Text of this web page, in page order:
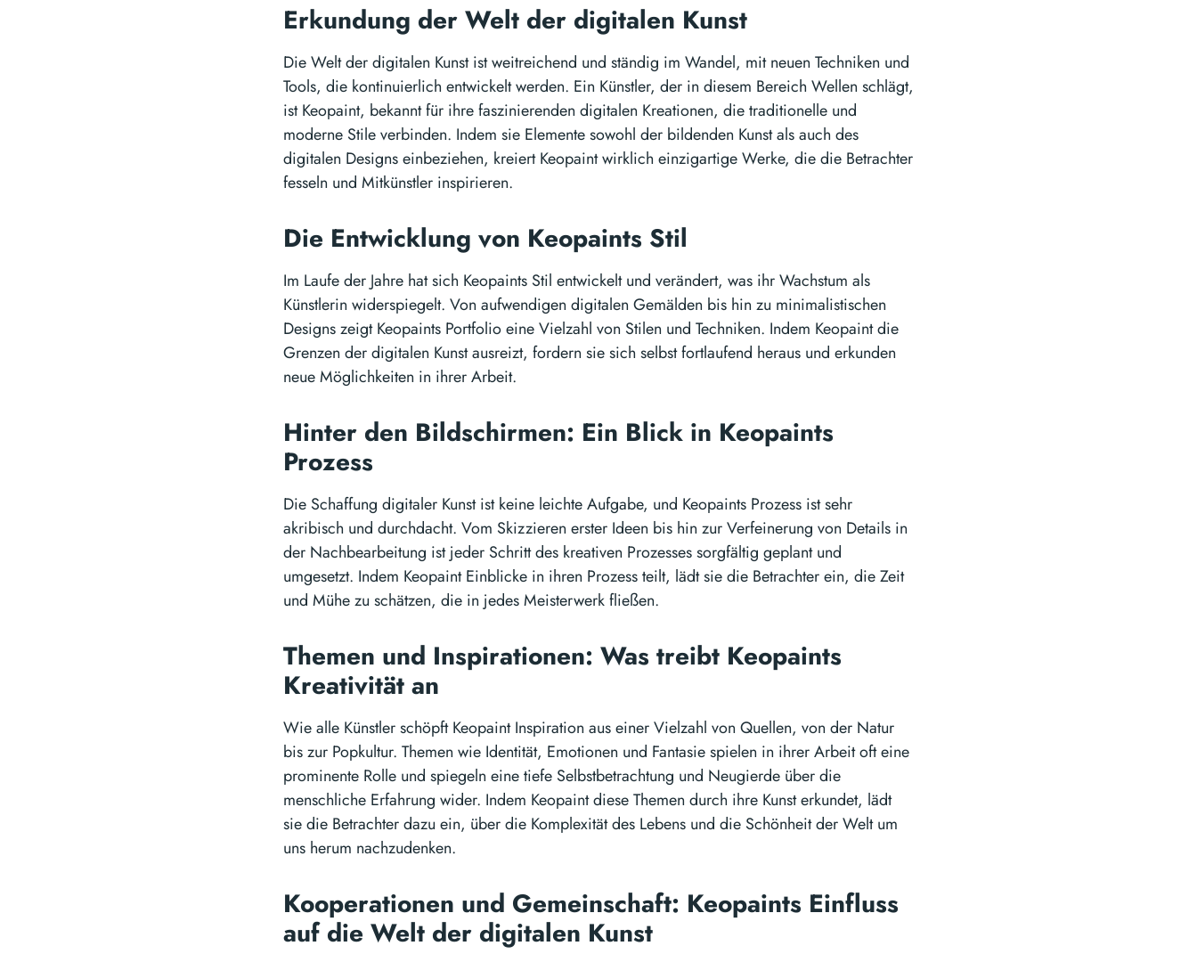
Erkundung der Welt der digitalen Kunst
Die Welt der digitalen Kunst ist weitreichend und ständig im Wandel, mit neuen Techniken und
Tools, die kontinuierlich entwickelt werden. Ein Künstler, der in diesem Bereich Wellen schlägt,
ist Keopaint, bekannt für ihre faszinierenden digitalen Kreationen, die traditionelle und
moderne Stile verbinden. Indem sie Elemente sowohl der bildenden Kunst als auch des
digitalen Designs einbeziehen, kreiert Keopaint wirklich einzigartige Werke, die die Betrachter
fesseln und Mitkünstler inspirieren.
Die Entwicklung von Keopaints Stil
Im Laufe der Jahre hat sich Keopaints Stil entwickelt und verändert, was ihr Wachstum als
Künstlerin widerspiegelt. Von aufwendigen digitalen Gemälden bis hin zu minimalistischen
Designs zeigt Keopaints Portfolio eine Vielzahl von Stilen und Techniken. Indem Keopaint die
Grenzen der digitalen Kunst ausreizt, fordern sie sich selbst fortlaufend heraus und erkunden
neue Möglichkeiten in ihrer Arbeit.
Hinter den Bildschirmen: Ein Blick in Keopaints
Prozess
Die Schaffung digitaler Kunst ist keine leichte Aufgabe, und Keopaints Prozess ist sehr
akribisch und durchdacht. Vom Skizzieren erster Ideen bis hin zur Verfeinerung von Details in
der Nachbearbeitung ist jeder Schritt des kreativen Prozesses sorgfältig geplant und
umgesetzt. Indem Keopaint Einblicke in ihren Prozess teilt, lädt sie die Betrachter ein, die Zeit
und Mühe zu schätzen, die in jedes Meisterwerk fließen.
Themen und Inspirationen: Was treibt Keopaints
Kreativität an
Wie alle Künstler schöpft Keopaint Inspiration aus einer Vielzahl von Quellen, von der Natur
bis zur Popkultur. Themen wie Identität, Emotionen und Fantasie spielen in ihrer Arbeit oft eine
prominente Rolle und spiegeln eine tiefe Selbstbetrachtung und Neugierde über die
menschliche Erfahrung wider. Indem Keopaint diese Themen durch ihre Kunst erkundet, lädt
sie die Betrachter dazu ein, über die Komplexität des Lebens und die Schönheit der Welt um
uns herum nachzudenken.
Kooperationen und Gemeinschaft: Keopaints Einfluss
auf die Welt der digitalen Kunst